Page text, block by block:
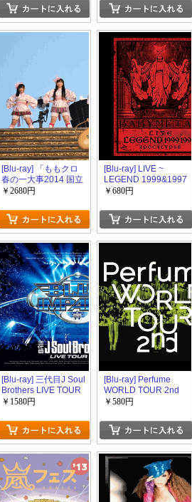
[Blu-ray] 「ももクロ
春の一大事2014 国立
競技場大会~NEVER
ADVENTURE 夢の向
こうへ~」Day1/Day2
￥2680円
[Blu-ray] LIVE ~
LEGEND 1999&1997
APOCALYPSE
￥680円
[Blu-ray] 三代目J Soul
Brothers LIVE TOUR
2014「BLUE
￥1580円
[Blu-ray] Perfume
WORLD TOUR 2nd
￥580円